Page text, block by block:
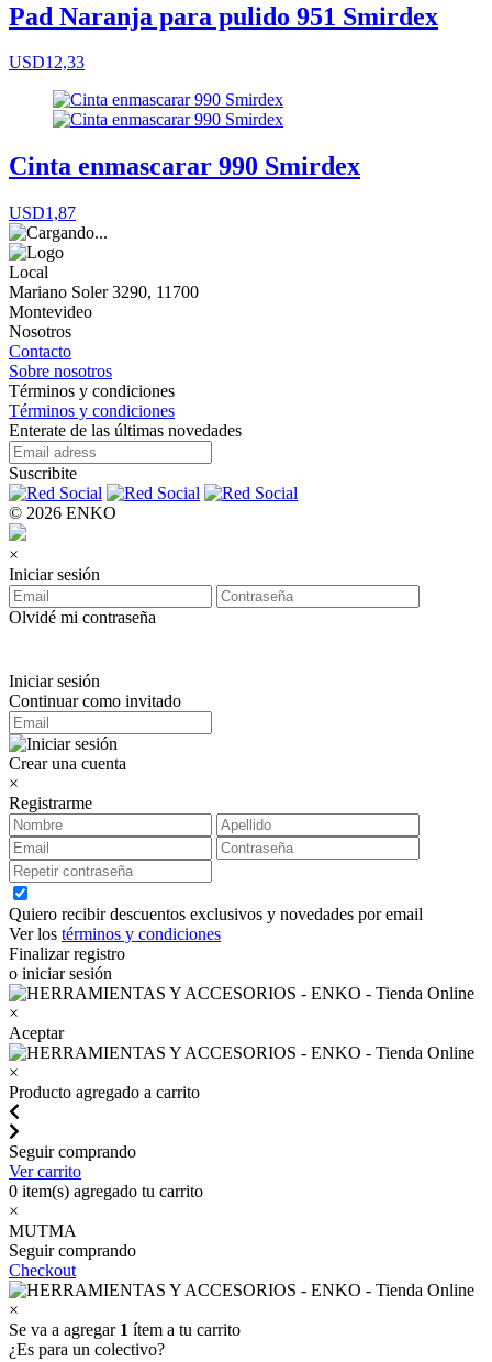
Pad Naranja para pulido 951 Smirdex
USD12,33
Cinta enmascarar 990 Smirdex
USD1,87
Local
Mariano Soler 3290, 11700
Montevideo
Nosotros
Contacto
Sobre nosotros
Términos y condiciones
Términos y condiciones
Enterate de las últimas novedades
Suscribite
© 2026 ENKO
×
Iniciar sesión
Olvidé mi contraseña
Iniciar sesión
Continuar como invitado
Crear una cuenta
×
Registrarme
Quiero recibir descuentos exclusivos y novedades por email
Ver los términos y condiciones
Finalizar registro
o iniciar sesión
×
Aceptar
×
Producto agregado a carrito
Seguir comprando
Ver carrito
0 item(s) agregado tu carrito
×
MUTMA
Seguir comprando
Checkout
×
Se va a agregar 1 ítem a tu carrito
¿Es para un colectivo?